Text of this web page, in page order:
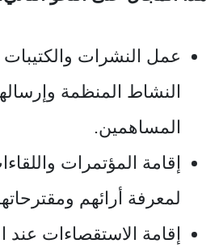
عمل النشرات والكتيبات
النشاط المنظمة
المساهمين.
إقامة المؤتمرات
لمعرفة أرائهم
إقامة الاستقصاءات عند